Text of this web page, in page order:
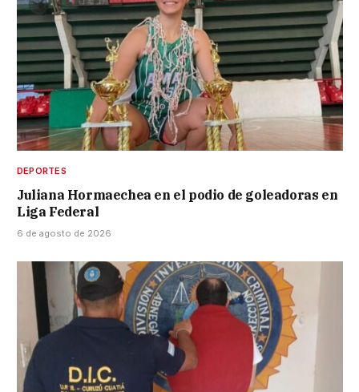
DEPORTES
Juliana Hormaechea en el podio de goleadoras en
Liga Federal
6 de agosto de 2026